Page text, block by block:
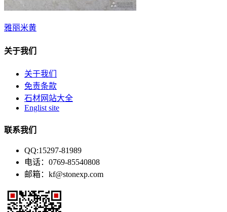
雅丽米黄
关于我们
关于我们
免责条款
石材网站大全
Englist site
联系我们
QQ:15297-81989
电话：0769-85540808
邮箱：kf@stonexp.com